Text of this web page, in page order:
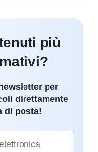
più
per
direttamente
di posta!